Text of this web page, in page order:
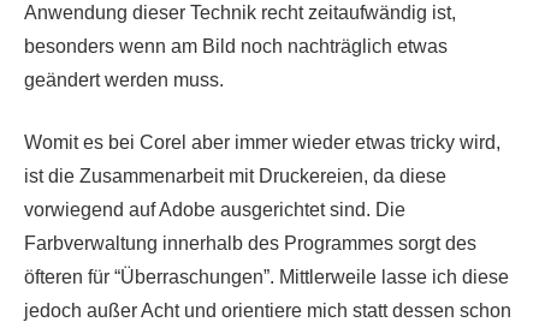
Anwendung dieser Technik recht zeitaufwändig ist,
besonders wenn am Bild noch nachträglich etwas
geändert werden muss.
Womit es bei Corel aber immer wieder etwas tricky wird,
ist die Zusammenarbeit mit Druckereien, da diese
vorwiegend auf Adobe ausgerichtet sind. Die
Farbverwaltung innerhalb des Programmes sorgt des
öfteren für “Überraschungen”. Mittlerweile lasse ich diese
jedoch außer Acht und orientiere mich statt dessen schon